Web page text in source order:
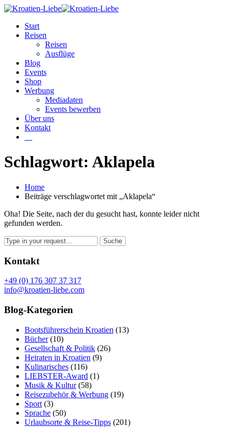
Start
Reisen
Reisen
Ausflüge
Blog
Events
Shop
Werbung
Mediadaten
Events bewerben
Über uns
Kontakt
Schlagwort: Aklapela
Home
Beiträge verschlagwortet mit „Aklapela“
Oha! Die Seite, nach der du gesucht hast, konnte leider nicht
gefunden werden.
Kontakt
+49 (0) 176 307 37 317
info@kroatien-liebe.com
Blog-Kategorien
Bootsführerschein Kroatien (13)
Bücher(10)
Gesellschaft & Politik (26)
Heiraten in Kroatien (9)
Kulinarisches (116)
LIEBSTER-Award (1)
Musik & Kultur(58)
Reisezubehör & Werbung (19)
Sport (3)
Sprache (50)
Urlaubsorte & Reise-Tipps (201)